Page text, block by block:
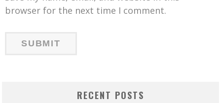
browser for the next time I comment.
RECENT POSTS